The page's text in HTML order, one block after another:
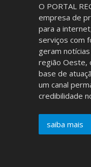
O PORTAL
empresa de
para a
serviços com
geram
região Oeste,
base de
um canal
credibilidade
saiba mais